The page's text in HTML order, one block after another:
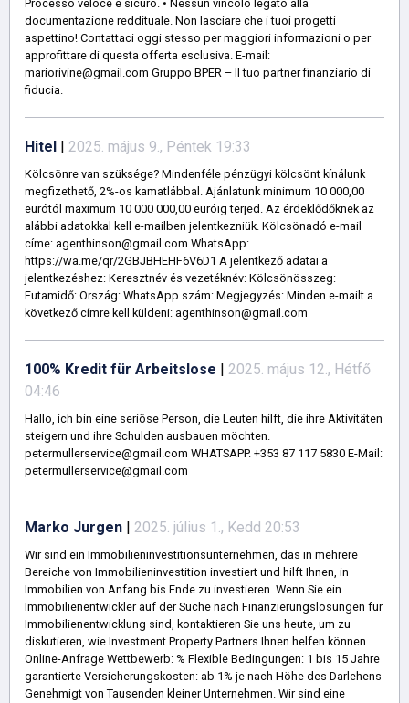
Processo veloce e sicuro. • Nessun vincolo legato alla
documentazione reddituale. Non lasciare che i tuoi progetti
aspettino! Contattaci oggi stesso per maggiori informazioni o per
approfittare di questa offerta esclusiva. E-mail:
mariorivine@gmail.com Gruppo BPER – Il tuo partner finanziario di
fiducia.
Hitel | 2025. május 9., Péntek 19:33
Kölcsönre van szüksége? Mindenféle pénzügyi kölcsönt kínálunk
megfizethető, 2%-os kamatlábbal. Ajánlatunk minimum 10 000,00
eurótól maximum 10 000 000,00 euróig terjed. Az érdeklődőknek az
alábbi adatokkal kell e-mailben jelentkezniük. Kölcsönadó e-mail
címe: agenthinson@gmail.com WhatsApp:
https://wa.me/qr/2GBJBHEHF6V6D1 A jelentkező adatai a
jelentkezéshez: Keresztnév és vezetéknév: Kölcsönösszeg:
Futamidő: Ország: WhatsApp szám: Megjegyzés: Minden e-mailt a
következő címre kell küldeni: agenthinson@gmail.com
100% Kredit für Arbeitslose | 2025. május 12., Hétfő
04:46
Hallo, ich bin eine seriöse Person, die Leuten hilft, die ihre Aktivitäten
steigern und ihre Schulden ausbauen möchten.
petermullerservice@gmail.com WHATSAPP. +353 87 117 5830 E-Mail:
petermullerservice@gmail.com
Marko Jurgen | 2025. július 1., Kedd 20:53
Wir sind ein Immobilieninvestitionsunternehmen, das in mehrere
Bereiche von Immobilieninvestition investiert und hilft Ihnen, in
Immobilien von Anfang bis Ende zu investieren. Wenn Sie ein
Immobilienentwickler auf der Suche nach Finanzierungslösungen für
Immobilienentwicklung sind, kontaktieren Sie uns heute, um zu
diskutieren, wie Investment Property Partners Ihnen helfen können.
Online-Anfrage Wettbewerb: % Flexible Bedingungen: 1 bis 15 Jahre
garantierte Versicherungskosten: ab 1% je nach Höhe des Darlehens
Genehmigt von Tausenden kleiner Unternehmen. Wir sind eine